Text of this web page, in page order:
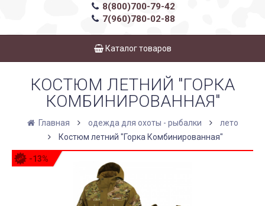
8(800)700-79-42
7(960)780-02-88
Каталог товаров
КОСТЮМ ЛЕТНИЙ "ГОРКА
КОМБИНИРОВАННАЯ"
Главная одежда для охоты - рыбалки
лето
Костюм летний "Горка Комбинированная"
-13%